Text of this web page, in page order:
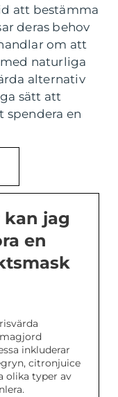
att bestämma
deras behov
om att
naturliga
alternativ
sätt att
spendera en
jag
en
inkluderar
citronjuice
olika typer av